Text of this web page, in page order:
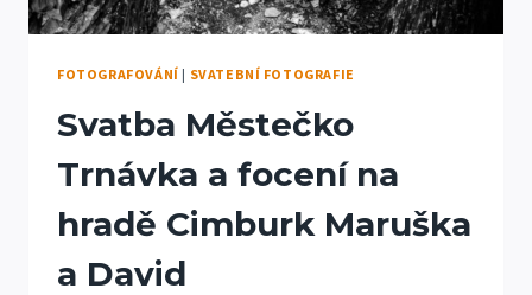
FOTOGRAFOVÁNÍ | SVATEBNÍ FOTOGRAFIE
Svatba Městečko
Trnávka a focení na
hradě Cimburk Maruška
a David